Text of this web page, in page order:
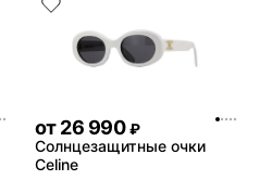
от26 990 ₽
Солнцезащитные очки
Celine